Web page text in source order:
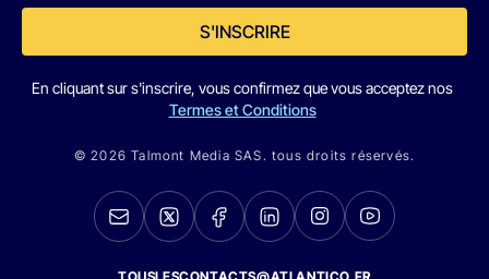
S'INSCRIRE
En cliquant sur s'inscrire, vous confirmez que vous acceptez nos
Termes et Conditions
© 2026 Talmont Media SAS. tous droits réservés.